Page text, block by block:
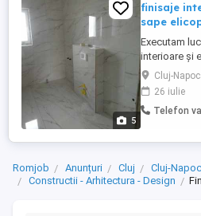
5
finisaje
sape
Executam
interioare și
și la cheie
Cluj-
26 iulie
Telefon
Romjob Anunțuri Cluj Cluj-
Constructii - Arhitectura - Design